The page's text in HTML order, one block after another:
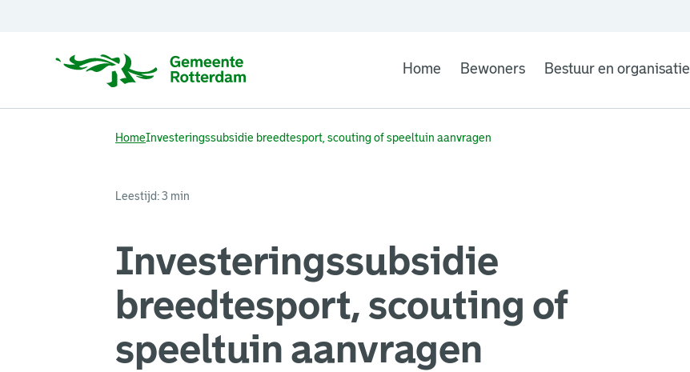
Home Bewoners Bestuur en organisatie
HomeInvesteringssubsidie breedtesport, scouting of speeltuin aanvragen
Leestijd: 3 min
Investeringssubsidie
breedtesport, scouting of
speeltuin aanvragen